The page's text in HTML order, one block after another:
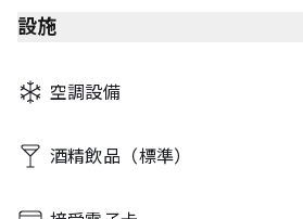
Tuesday
Thursday
Friday
設施
空調設備
酒精飲品（標準）